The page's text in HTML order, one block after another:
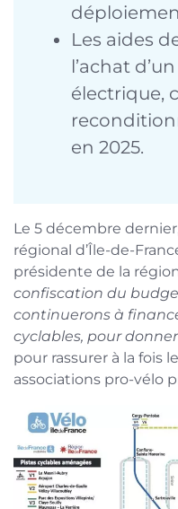
Les aides
l’achat
électrique,
en 2025.
Le 5 décembre
régional d’Île-de-
présidente de la
confiscation du
continuerons à
cyclables, pour donner
pour rassurer à la fois
associations pro-vélo